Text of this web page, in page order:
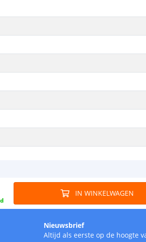
IN WINKELWAGEN
Nieuwsbrief
Altijd als eerste op de hoogte